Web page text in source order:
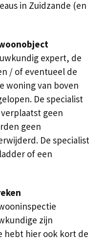
in Zuidzande (en
expert, de
/ of eventueel de
woning van boven
De specialist
geen
geen
De specialist
of een
zijn
hebt hier ook kort de